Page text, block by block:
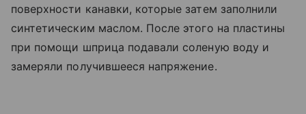
поверхности канавки, которые затем заполнили
синтетическим маслом. После этого на пластины
при помощи шприца подавали соленую воду и
замеряли получившееся напряжение.